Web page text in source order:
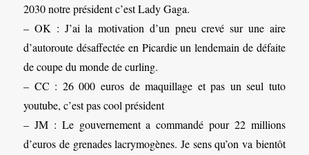
2030 notre président c’est Lady Gaga.
– OK : J’ai la motivation d’un pneu crevé sur une aire
d’autoroute désaffectée en Picardie un lendemain de défaite
de coupe du monde de curling.
– CC : 26 000 euros de maquillage et pas un seul tuto
youtube, c’est pas cool président
– JM : Le gouvernement a commandé pour 22 millions
d’euros de grenades lacrymogènes. Je sens qu’on va bientôt